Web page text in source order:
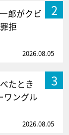
2
郎がクビ
拒
2026.08.05
3
たとき
ワングル
2026.08.05